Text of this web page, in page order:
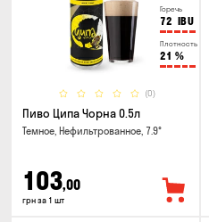
Горечь
72 IBU
Плотность
21 %
(0)
Пиво Ципа Чорна 0.5л
Темное, Нефильтрованное, 7.9°
103,00
грн за 1 шт